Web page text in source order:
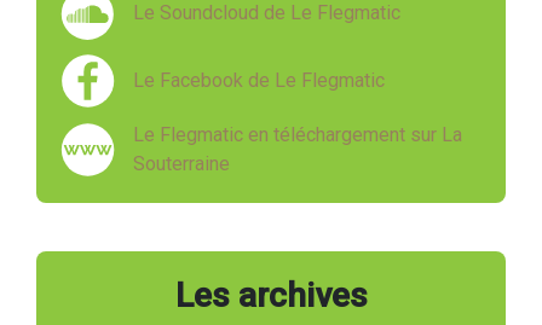
Le Soundcloud de Le Flegmatic
Le Facebook de Le Flegmatic
Le Flegmatic en téléchargement sur La
Souterraine
Les archives